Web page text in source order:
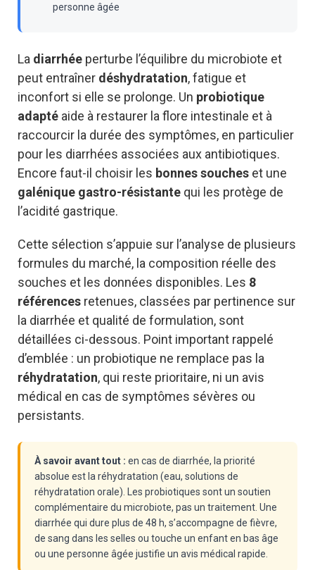
personne âgée
La diarrhée perturbe l’équilibre du microbiote et
peut entraîner déshydratation, fatigue et
inconfort si elle se prolonge. Un probiotique
adapté aide à restaurer la flore intestinale et à
raccourcir la durée des symptômes, en particulier
pour les diarrhées associées aux antibiotiques.
Encore faut-il choisir les bonnes souches et une
galénique gastro-résistante qui les protège de
l’acidité gastrique.
Cette sélection s’appuie sur l’analyse de plusieurs
formules du marché, la composition réelle des
souches et les données disponibles. Les 8
références retenues, classées par pertinence sur
la diarrhée et qualité de formulation, sont
détaillées ci-dessous. Point important rappelé
d’emblée : un probiotique ne remplace pas la
réhydratation, qui reste prioritaire, ni un avis
médical en cas de symptômes sévères ou
persistants.
À savoir avant tout : en cas de diarrhée, la priorité
absolue est la réhydratation (eau, solutions de
réhydratation orale). Les probiotiques sont un soutien
complémentaire du microbiote, pas un traitement. Une
diarrhée qui dure plus de 48 h, s’accompagne de fièvre,
de sang dans les selles ou touche un enfant en bas âge
ou une personne âgée justifie un avis médical rapide.